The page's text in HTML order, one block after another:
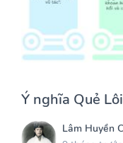
Ý nghĩa Quẻ
Lâm Huyền